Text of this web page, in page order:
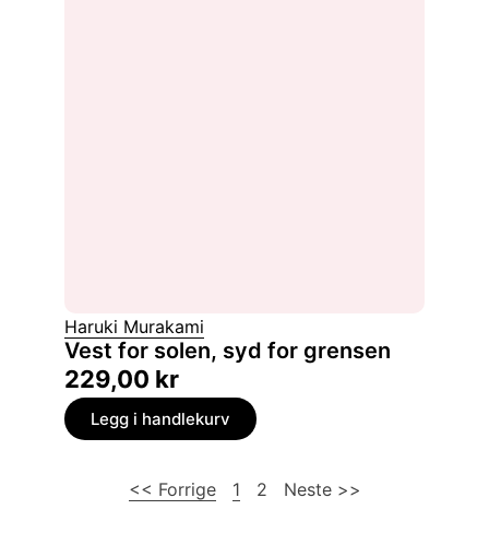
Haruki Murakami
Vest for solen, syd for grensen
229,00 kr
Legg i handlekurv
<< Forrige 1 2 Neste >>